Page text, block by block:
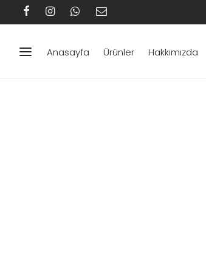
Anasayfa Ürünler Hakkımızda